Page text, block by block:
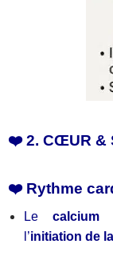
❤️ 2. CŒUR &
❤️ Rythme
Le calcium
l’initiation de